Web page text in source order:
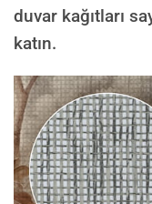
duvar kağıtları
katın.